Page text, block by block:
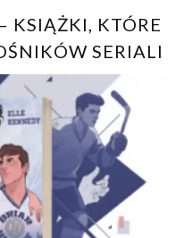
KSIĄŻKI, KTÓRE
SERIALI